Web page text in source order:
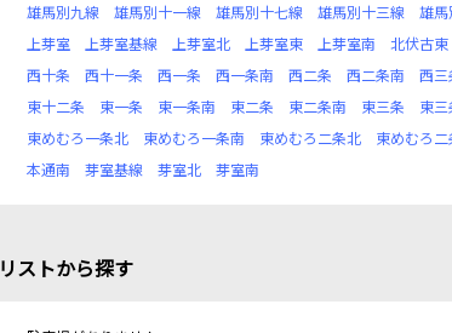
雄馬別九線
雄馬別十一線 雄馬別十七線 雄馬別十三線 雄馬
上芽室
上芽室基線 上芽室北 上芽室東 上芽室南 北伏古東
西十条
西十一条 西一条 西一条南 西二条 西二条南 西三
東十二条
東一条 東一条南 東二条 東二条南 東三条 東三
東めむろ一条北
東めむろ一条南 東めむろ二条北 東めむろ二
本通南
芽室基線 芽室北 芽室南
リストから探す